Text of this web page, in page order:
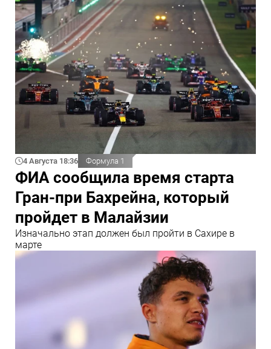
4 Августа 18:36 Формула 1
ФИА сообщила время старта
Гран-при Бахрейна, который
пройдет в Малайзии
Изначально этап должен был пройти в Сахире в
марте